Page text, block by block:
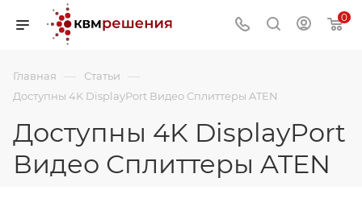
0
Главная — Статьи —
Доступны 4K DisplayPort Видео Сплиттеры ATEN
Доступны 4K DisplayPort
Видео Сплиттеры ATEN